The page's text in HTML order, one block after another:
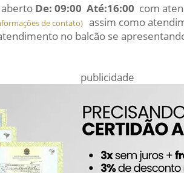
De: 09:00 Até:16:00 com
de contato) assim como
no balcão se
publicidade